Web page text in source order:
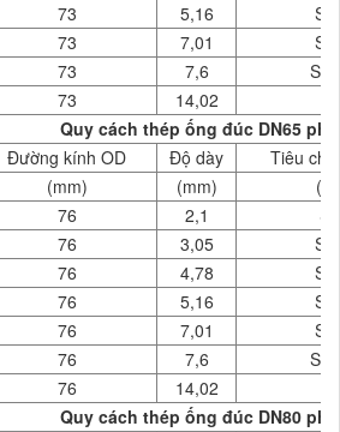
73 5,16
73 7,01
73 7,6
73 14,02
Quy cách thép ống đúc DN65 phi
Đường kính OD Độ dày
Tiêu
(mm) (mm)
(
76 2,1
76 3,05
76 4,78
76 5,16
76 7,01
76 7,6
76 14,02
Quy cách thép ống đúc DN80 phi